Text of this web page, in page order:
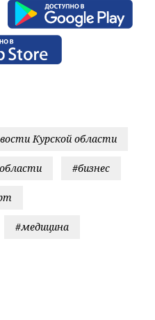
Курской области
#бизнес
#медицина